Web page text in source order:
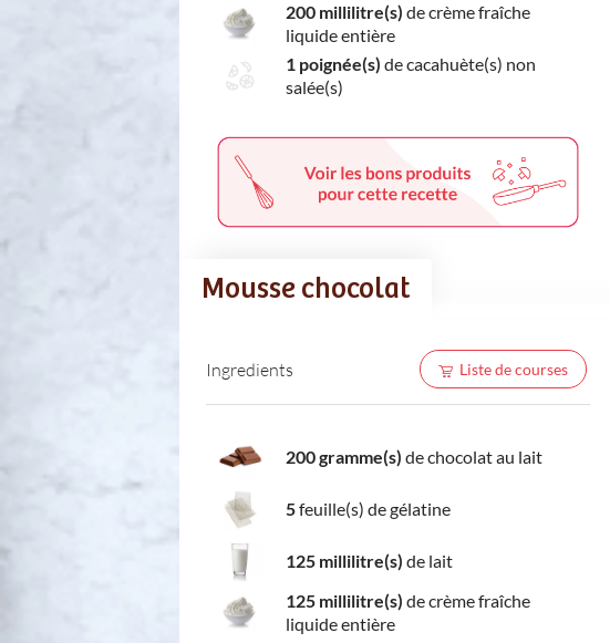
200 millilitre(s) de crème fraîche
liquide entière
1 poignée(s) de cacahuète(s) non
salée(s)
Mousse chocolat
Ingredients Liste de courses
200 gramme(s) de chocolat au lait
5feuille(s) de gélatine
125 millilitre(s) de lait
125 millilitre(s) de crème fraîche
liquide entière